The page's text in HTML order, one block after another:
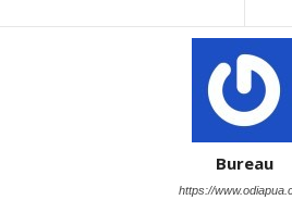
Bureau
https://